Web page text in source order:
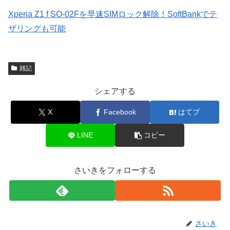
Xperia Z1 f SO-02Fを早速SIMロック解除！SoftBankでテ
ザリングも可能
雑記
シェアする
X Facebook はてブ
LINE コピー
さいきをフォローする
さいき